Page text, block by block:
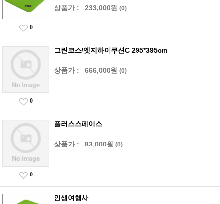
상품가 : 233,000원 (0)
0
그린코스/엣지하이쿠션C 295*395cm
상품가 : 666,000원 (0)
0
플러스스페이스
상품가 : 83,000원 (0)
0
인생여행사